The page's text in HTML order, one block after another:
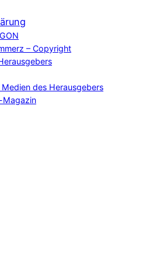
– Copyright
Medien des Herausgebers
Magazin